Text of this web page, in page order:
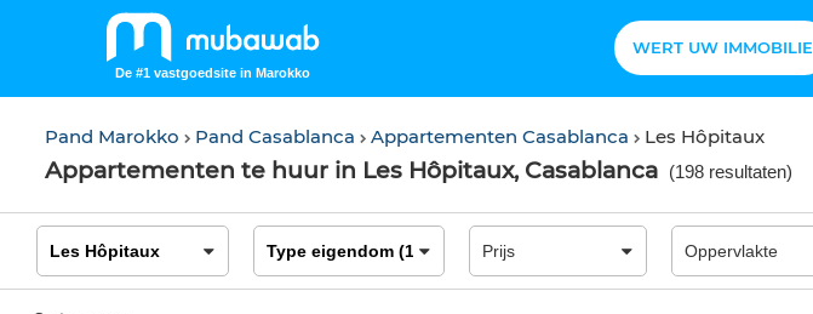
De #1 vastgoedsite in Marokko
WERT UW IMMOBILIE
Pand Marokko Pand Casablanca Appartementen Casablanca Les Hôpitaux
Appartementen te huur in Les Hôpitaux, Casablanca (198 resultaten)